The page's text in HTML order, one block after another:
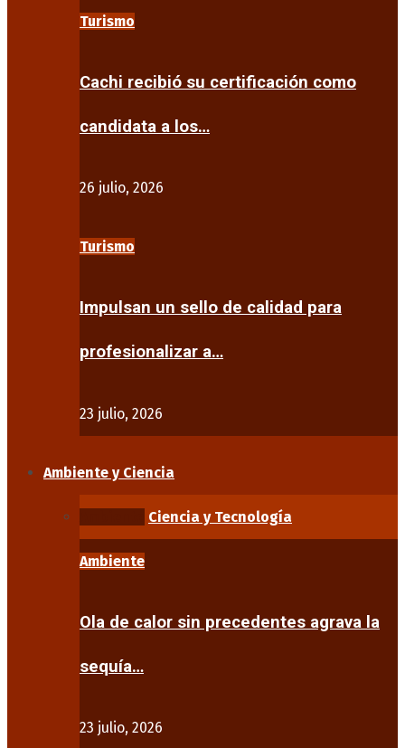
Turismo
Cachi recibió su certificación como
candidata a los…
26 julio, 2026
Turismo
Impulsan un sello de calidad para
profesionalizar a…
23 julio, 2026
Ambiente y Ciencia
Ciencia y Tecnología
Ambiente
Ola de calor sin precedentes agrava la
sequía…
23 julio, 2026